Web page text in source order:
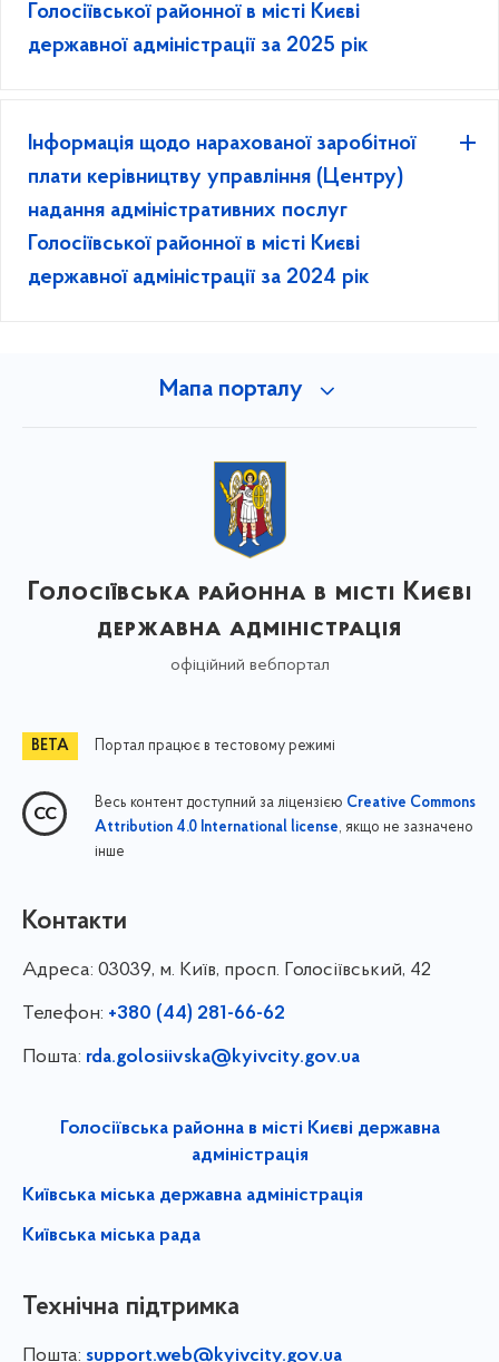
Голосіївської районної в місті Києві
державної адміністрації за 2025 рік
Інформація щодо нарахованої заробітної
плати керівництву управління (Центру)
надання адміністративних послуг
Голосіївської районної в місті Києві
державної адміністрації за 2024 рік
Мапа порталу
Голосіївська районна в місті Києві
державна адміністрація
офіційний вебпортал
Портал працює в тестовому режимі
Весь контент доступний за ліцензією Creative Commons
Attribution 4.0 International license, якщо не зазначено
інше
Контакти
Адреса: 03039, м. Київ, просп. Голосіївський, 42
Телефон: +380 (44) 281-66-62
Пошта: rda.golosiivska@kyivcity.gov.ua
Голосіївська районна в місті Києві державна
адміністрація
Київська міська державна адміністрація
Київська міська рада
Технічна підтримка
Пошта: support.web@kyivcity.gov.ua